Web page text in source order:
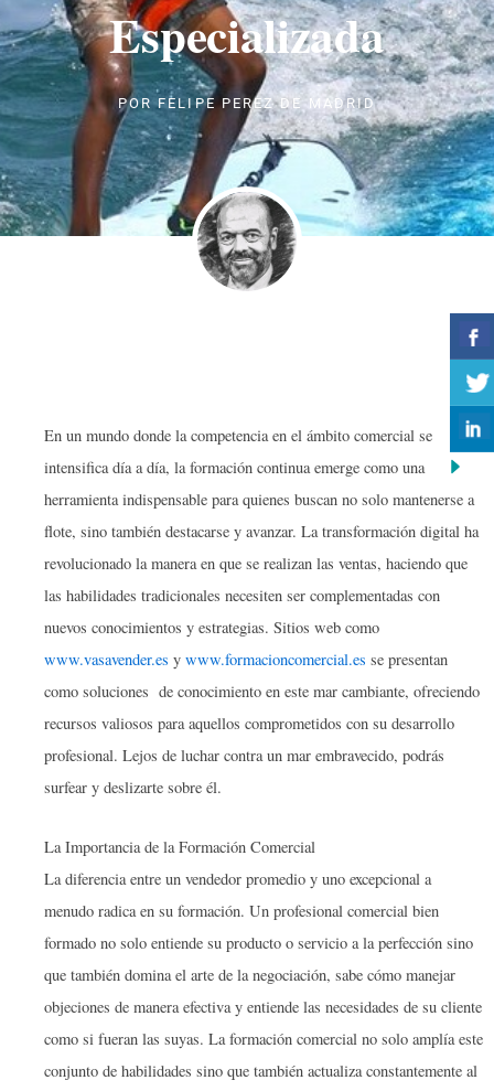
Especializada
POR FELIPE PEREZ DE MADRID
En un mundo donde la competencia en el ámbito comercial se
intensifica día a día, la formación continua emerge como una
herramienta indispensable para quienes buscan no solo mantenerse a
flote, sino también destacarse y avanzar. La transformación digital ha
revolucionado la manera en que se realizan las ventas, haciendo que
las habilidades tradicionales necesiten ser complementadas con
nuevos conocimientos y estrategias. Sitios web como
www.vasavender.es y www.formacioncomercial.es se presentan
como soluciones de conocimiento en este mar cambiante, ofreciendo
recursos valiosos para aquellos comprometidos con su desarrollo
profesional. Lejos de luchar contra un mar embravecido, podrás
surfear y deslizarte sobre él.
La Importancia de la Formación Comercial
La diferencia entre un vendedor promedio y uno excepcional a
menudo radica en su formación. Un profesional comercial bien
formado no solo entiende su producto o servicio a la perfección sino
que también domina el arte de la negociación, sabe cómo manejar
objeciones de manera efectiva y entiende las necesidades de su cliente
como si fueran las suyas. La formación comercial no solo amplía este
conjunto de habilidades sino que también actualiza constantemente al